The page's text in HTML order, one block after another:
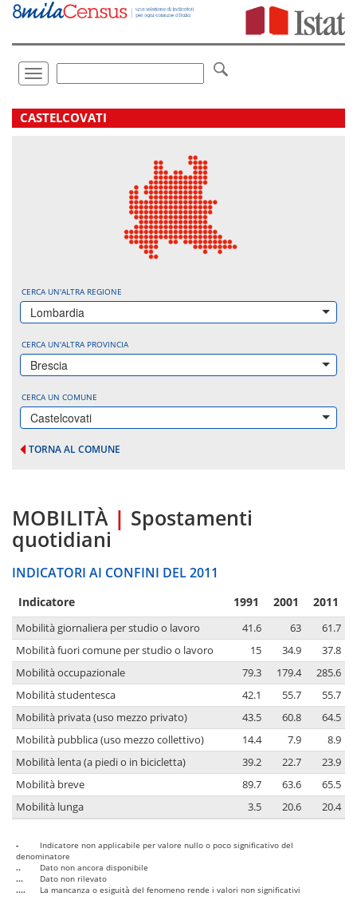
Vai
direttamente
Toggle
navigation
.
CASTELCOVATI
CERCA UN'ALTRA REGIONE
Lombardia
CERCA UN'ALTRA PROVINCIA
Brescia
CERCA UN COMUNE
Castelcovati
TORNA AL COMUNE
MOBILITÀ | Spostamenti
quotidiani
INDICATORI AI CONFINI DEL 2011
Indicatore 1991 2001 2011
Mobilità giornaliera per studio o lavoro 41.6 63
61.7
Mobilità fuori comune per studio o lavoro
15 34.9
37.8
Mobilità occupazionale
79.3 179.4
285.6
Mobilità studentesca
42.1 55.7
55.7
Mobilità privata (uso mezzo privato)
43.5 60.8
64.5
Mobilità pubblica (uso mezzo collettivo)
14.4 7.9
8.9
Mobilità lenta (a piedi o in bicicletta)
39.2 22.7
23.9
Mobilità breve
89.7 63.6
65.5
Mobilità lunga
3.5 20.6 20.4
-
Indicatore non applicabile per valore nullo o poco significativo del
denominatore
..
Dato non ancora disponibile
...
Dato non rilevato
....
La mancanza o esiguità del fenomeno rende i valori non significativi